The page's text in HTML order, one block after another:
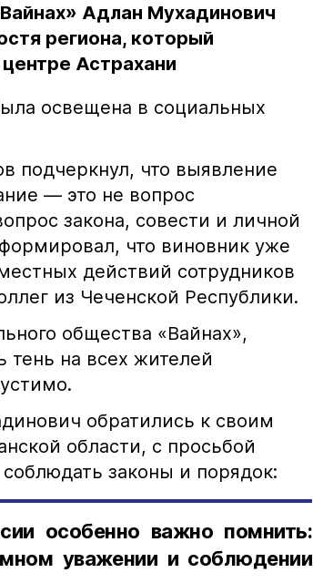
Адлан Мухадинович
региона, который
Астрахани
освещена в социальных
подчеркнул, что выявление
— это не вопрос
закона, совести и личной
что виновник уже
действий сотрудников
из Чеченской Республики.
общества «Вайнах»,
тень на всех жителей
обратились к своим
области, с просьбой
законы и порядок:
особенно важно помнить:
уважении и соблюдении